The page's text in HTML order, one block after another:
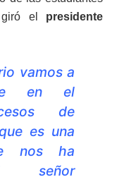
giró el presidente
vamos a
en el
de
es una
nos ha
señor